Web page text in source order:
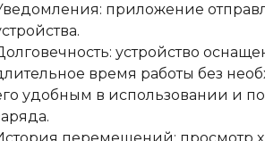
приложение
устройство
время работы без
удобным в использовании и